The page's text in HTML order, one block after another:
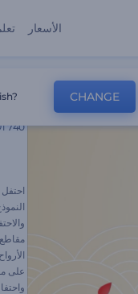
الأسعار
740
على
CHANGE